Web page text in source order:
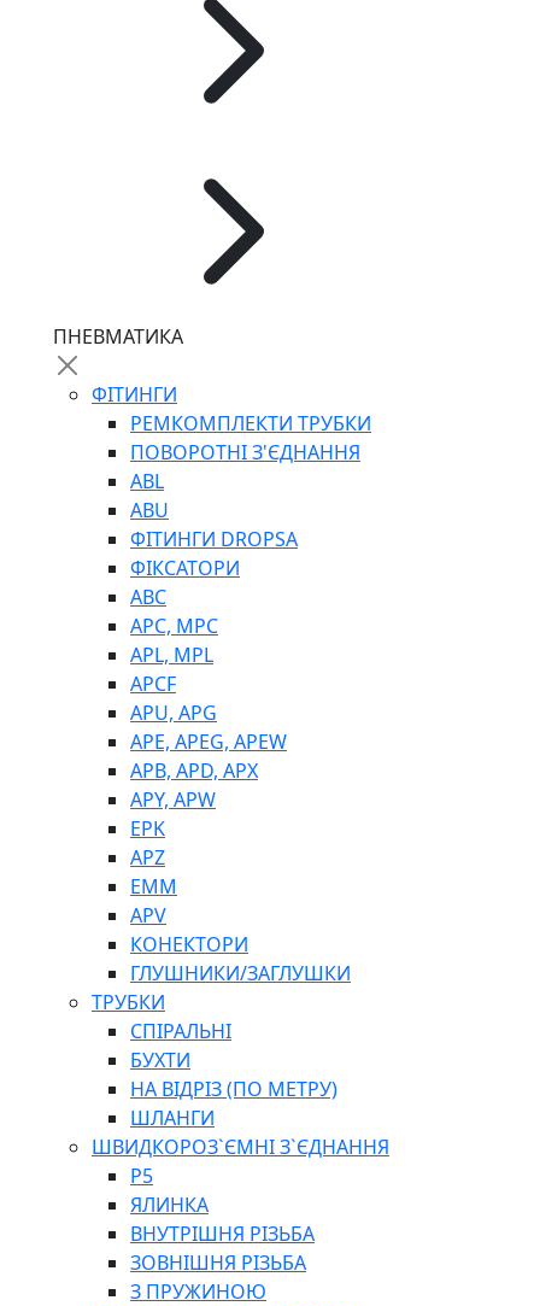
ПНЕВМАТИКА
ФІТИНГИ
РЕМКОМПЛЕКТИ ТРУБКИ
ПОВОРОТНІ З'ЄДНАННЯ
ABL
ABU
ФІТИНГИ DROPSA
ФІКСАТОРИ
ABC
APC, MPC
APL, MPL
APCF
APU, APG
APE, APEG, APEW
APB, APD, APX
APY, APW
EPK
APZ
EMM
APV
КОНЕКТОРИ
ГЛУШНИКИ/ЗАГЛУШКИ
ТРУБКИ
СПІРАЛЬНІ
БУХТИ
НА ВІДРІЗ (ПО МЕТРУ)
ШЛАНГИ
ШВИДКОРОЗ`ЄМНІ З`ЄДНАННЯ
P5
ЯЛИНКА
ВНУТРІШНЯ РІЗЬБА
ЗОВНІШНЯ РІЗЬБА
З ПРУЖИНОЮ